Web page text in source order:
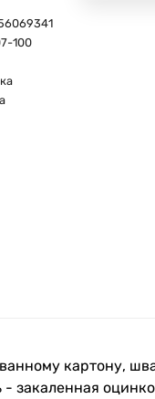
100
картону,
закаленная